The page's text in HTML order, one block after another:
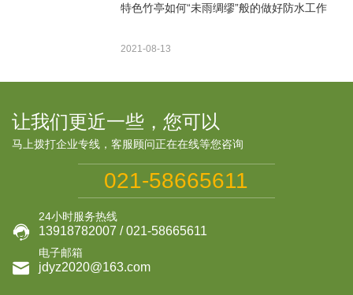
特色竹亭如何“未雨绸缪”般的做好防水工作
2021-08-13
让我们更近一些，您可以
马上拨打企业专线，客服顾问正在在线等您咨询
021-58665611

24小时服务热线
13918782007 / 021-58665611

电子邮箱
jdyz2020@163.com